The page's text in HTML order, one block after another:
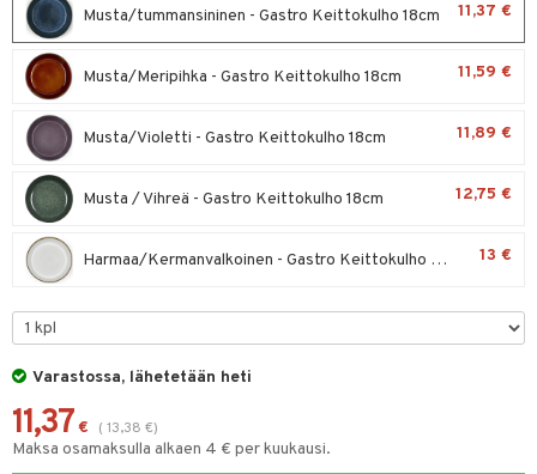
Musta/tummansininen - Gastro Keittokulho 18cm 11,37 €
Musta/Meripihka - Gastro Keittokulho 18cm 11,59 €
Musta/Violetti - Gastro Keittokulho 18cm 11,89 €
Musta / Vihreä - Gastro Keittokulho 18cm 12,75 €
Harmaa/Kermanvalkoinen - Gastro Keittokulho 18cm 13 €
Varastossa, lähetetään heti
11,37 € ( 13,38 €)
Maksa osamaksulla alkaen 4 € per kuukausi.
Siivous
Leivontavuoat
& Vihannesveitset
sisustus
tarvikkeita
tekstiilit
koristelu
säilytys
Saalit
& Koukut